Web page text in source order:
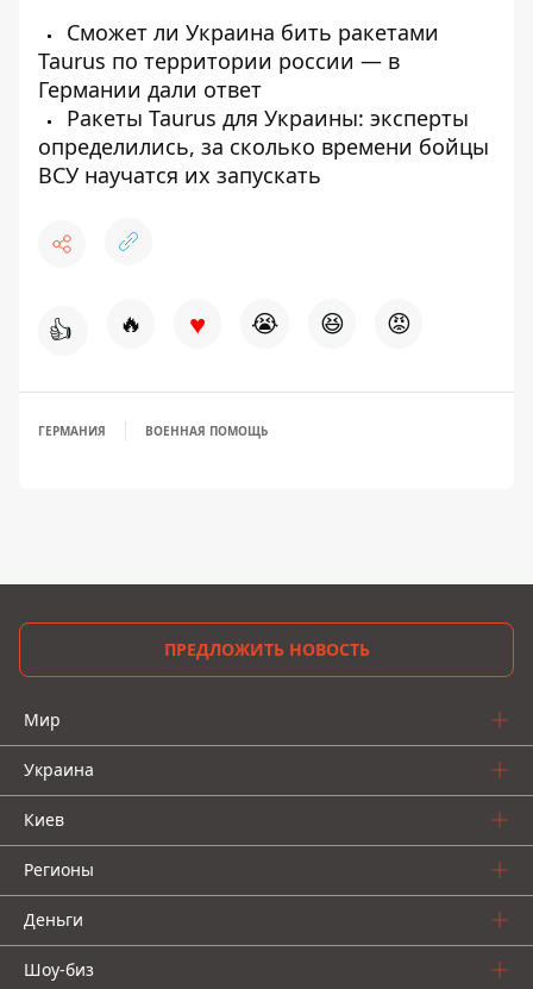
Сможет ли Украина бить ракетами
Taurus по территории россии — в
Германии дали ответ
Ракеты Taurus для Украины: эксперты
определились, за сколько времени бойцы
ВСУ научатся их запускать
👍 🔥 ♥ 😭 😆 😡
ГЕРМАНИЯ ВОЕННАЯ ПОМОЩЬ
ПРЕДЛОЖИТЬ НОВОСТЬ
Мир
Украина
Киев
Регионы
Деньги
Шоу-биз